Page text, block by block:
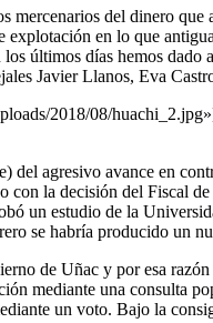
mercenarios del dinero
en lo que
últimos días hemos
Javier Llanos, Eva
2018/08/
agresivo avance en
la decisión del Fiscal
un estudio de la
se habría producido un
de Uñac y por esa
mediante una consulta
un voto. Bajo la